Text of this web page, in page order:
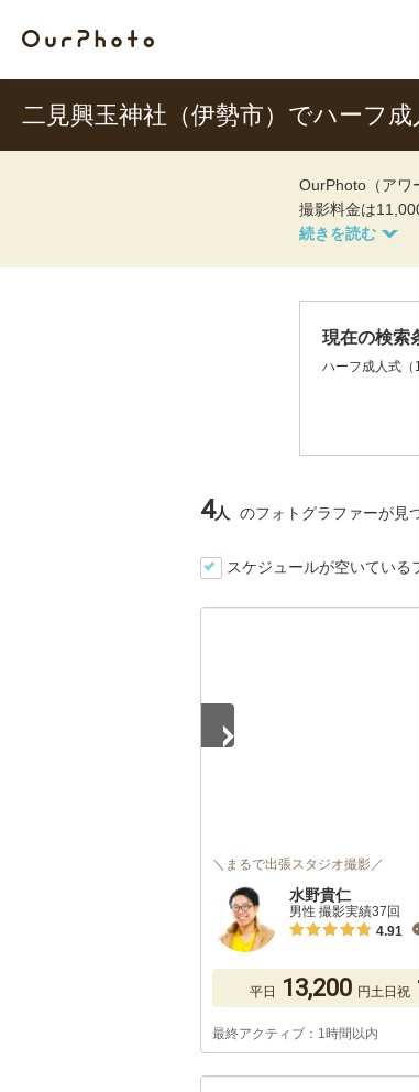
二見興玉神社（伊勢市）でハーフ
OurPhoto（アワ
撮影料金は
現在の検索
ハーフ成人式（
4人 のフォトグラファーが見
スケジュールが空いている
＼まるで出張スタジオ撮影／
水野貴仁
男性 撮影実績37回
4.91
平日 13,200 円土日祝
最終アクティブ：1時間以内